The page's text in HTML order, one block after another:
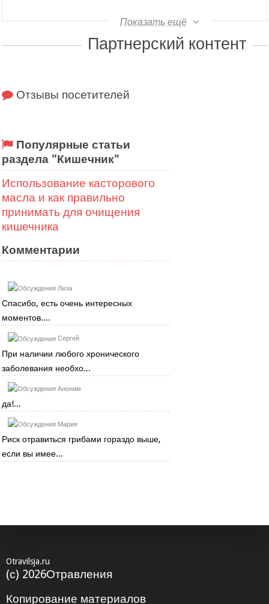
Показать ещё
Партнерский контент
Отзывы посетителей
Популярные статьи
раздела "Кишечник"
Использование касторового
масла и как правильно
принимать для очищения
кишечника
Комментарии
Лиза
Спасибо, есть очень интересных
моментов....
Сергей
При наличии любого хронического
заболевания необхо...
Аноним
да!...
Мария
Риск отравиться грибами гораздо выше,
если вы имее...
Otravilsja.ru
(с) 2026Отравления
Копирование материалов